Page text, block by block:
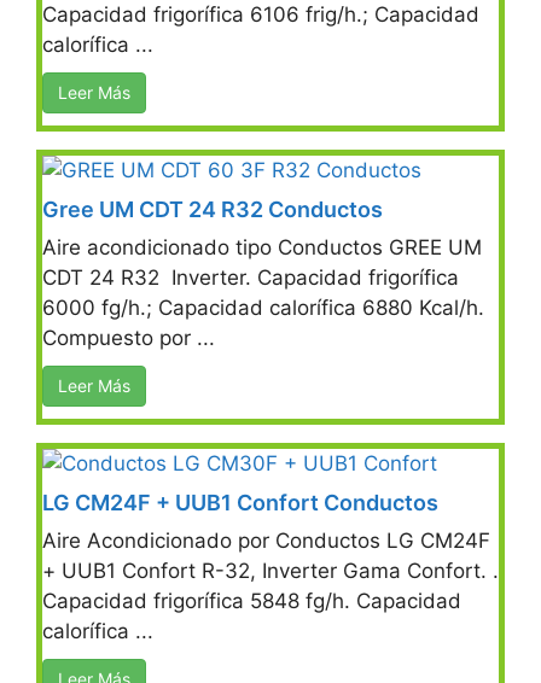
Capacidad frigorífica 6106 frig/h.; Capacidad
calorífica ...
Leer Más
Gree UM CDT 24 R32 Conductos
Aire acondicionado tipo Conductos GREE UM
CDT 24 R32 Inverter. Capacidad frigorífica
6000 fg/h.; Capacidad calorífica 6880 Kcal/h.
Compuesto por ...
Leer Más
LG CM24F + UUB1 Confort Conductos
Aire Acondicionado por Conductos LG CM24F
+ UUB1 Confort R-32, Inverter Gama Confort. .
Capacidad frigorífica 5848 fg/h. Capacidad
calorífica ...
Leer Más